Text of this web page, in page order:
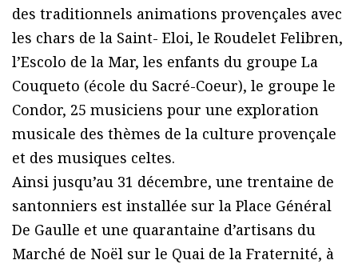
des traditionnels animations provençales avec
les chars de la Saint- Eloi, le Roudelet Felibren,
l’Escolo de la Mar, les enfants du groupe La
Couqueto (école du Sacré-Coeur), le groupe le
Condor, 25 musiciens pour une exploration
musicale des thèmes de la culture provençale
et des musiques celtes.
Ainsi jusqu’au 31 décembre, une trentaine de
santonniers est installée sur la Place Général
De Gaulle et une quarantaine d’artisans du
Marché de Noël sur le Quai de la Fraternité, à